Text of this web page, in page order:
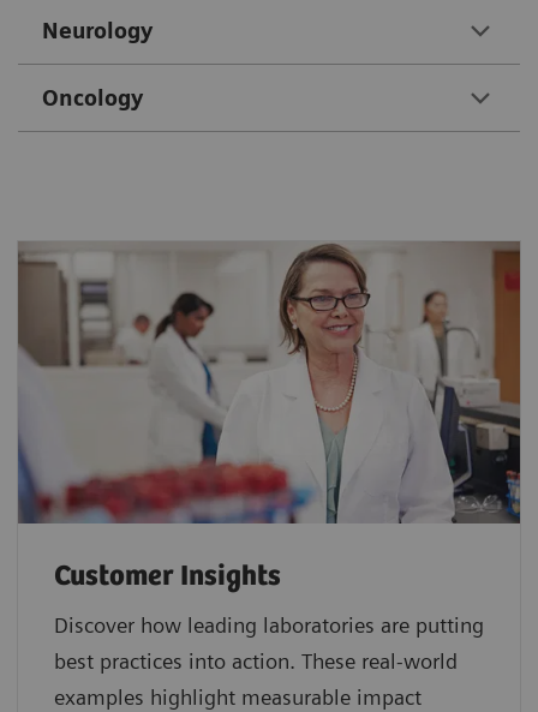
Neurology
Oncology
Customer Insights
Discover how leading laboratories are putting
best practices into action. These real-world
examples highlight measurable impact